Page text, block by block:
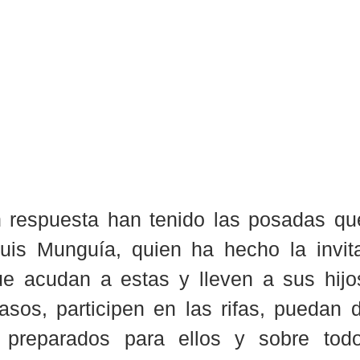
han tenido las posadas
Munguía, quien ha hecho la
acudan a estas y lleven a sus
participen en las rifas, puedan
preparados para ellos y sobre